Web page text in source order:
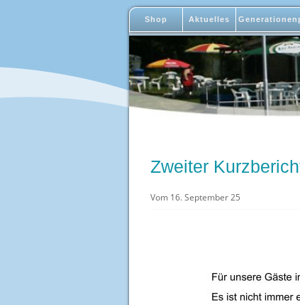
Shop Aktuelles
Zweiter
Vom 16. September 25